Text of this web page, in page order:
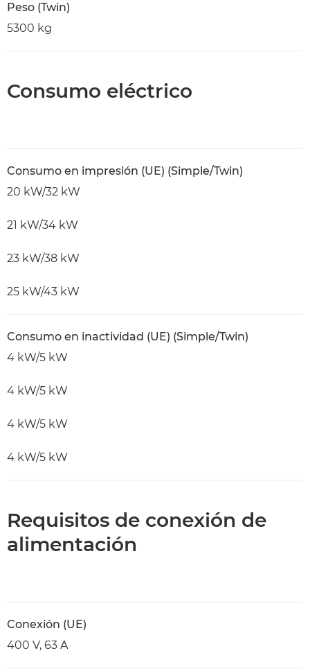
Peso (Twin)
5300 kg
Consumo eléctrico
Consumo en impresión (UE) (Simple/Twin)
20 kW/32 kW
21 kW/34 kW
23 kW/38 kW
25 kW/43 kW
Consumo en inactividad (UE) (Simple/Twin)
4 kW/5 kW
4 kW/5 kW
4 kW/5 kW
4 kW/5 kW
Requisitos de conexión de
alimentación
Conexión (UE)
400 V, 63 A